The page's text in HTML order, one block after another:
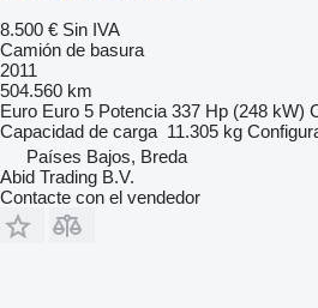
8.500 € Sin IVA
Camión de basura
2011
504.560 km
Euro Euro 5 Potencia 337 Hp (248 kW)
Capacidad de carga 11.305 kg
Países Bajos, Breda
Abid Trading B.V.
Contacte con el vendedor